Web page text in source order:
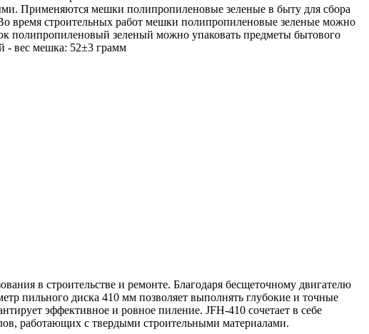
Применяются мешки полипропиленовые зеленые в быту для сбора
время строительных работ мешки полипропиленовые зеленые можно
полипропиленовый зеленый можно упаковать предметы бытового
- вес мешка: 52±3 грамм
в строительстве и ремонте. Благодаря бесщеточному двигателю
пильного диска 410 мм позволяет выполнять глубокие и точные
эффективное и ровное пиление. JFH-410 сочетает в себе
работающих с твердыми строительными материалами.